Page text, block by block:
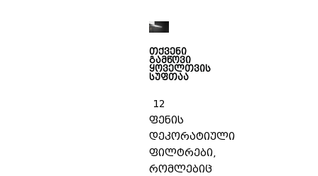
თქვენი
გამწოვი
ყოველთვის
სუფთაა
12
ფენის
დეკორატიული
ფილტრები,
რომლებიც